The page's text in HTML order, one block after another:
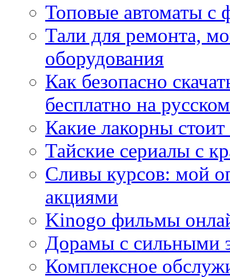
Топовые автоматы с
Тали для ремонта,
оборудования
Как безопасно
бесплатно на
Какие лакорны
Тайские сериалы с
Сливы курсов: мой
акциями
Kinogo фильмы
Дорамы с сильными
Комплексное